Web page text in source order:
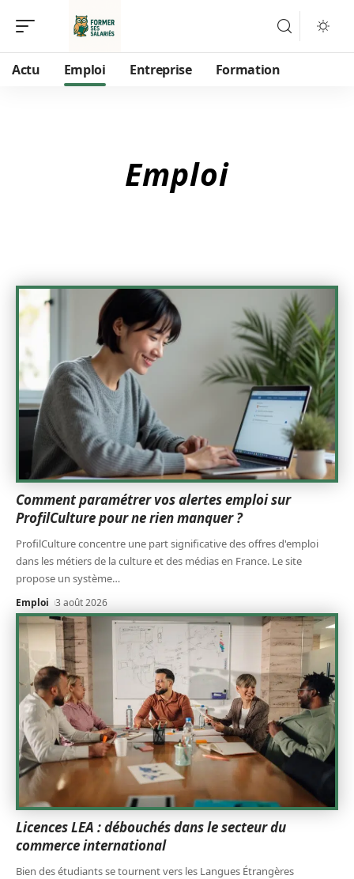
Actu Emploi Entreprise Formation
Emploi
Comment paramétrer vos alertes emploi sur
ProfilCulture pour ne rien manquer ?
ProfilCulture concentre une part significative des offres d'emploi
dans les métiers de la culture et des médias en France. Le site
propose un système…
Emploi 3 août 2026
Licences LEA : débouchés dans le secteur du
commerce international
Bien des étudiants se tournent vers les Langues Étrangères